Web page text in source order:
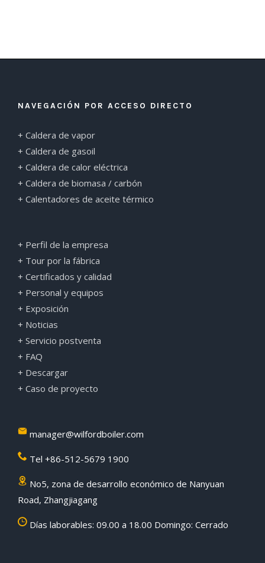
NAVEGACIÓN POR ACCESO DIRECTO
+ Caldera de vapor
+ Caldera de gasoil
+ Caldera de calor eléctrica
+ Caldera de biomasa / carbón
+ Calentadores de aceite térmico
+ Perfil de la empresa
+ Tour por la fábrica
+ Certificados y calidad
+ Personal y equipos
+ Exposición
+ Noticias
+ Servicio postventa
+ FAQ
+ Descargar
+ Caso de proyecto
manager@wilfordboiler.com
Tel +86-512-5679 1900
No5, zona de desarrollo económico de Nanyuan
Road, Zhangjiagang
Días laborables: 09.00 a 18.00 Domingo: Cerrado